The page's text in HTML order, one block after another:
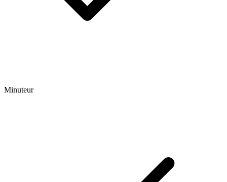
Minuteur